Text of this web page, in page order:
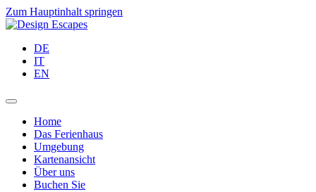
Zum Hauptinhalt springen
DE
IT
EN
Home
Das Ferienhaus
Umgebung
Kartenansicht
Über uns
Buchen Sie